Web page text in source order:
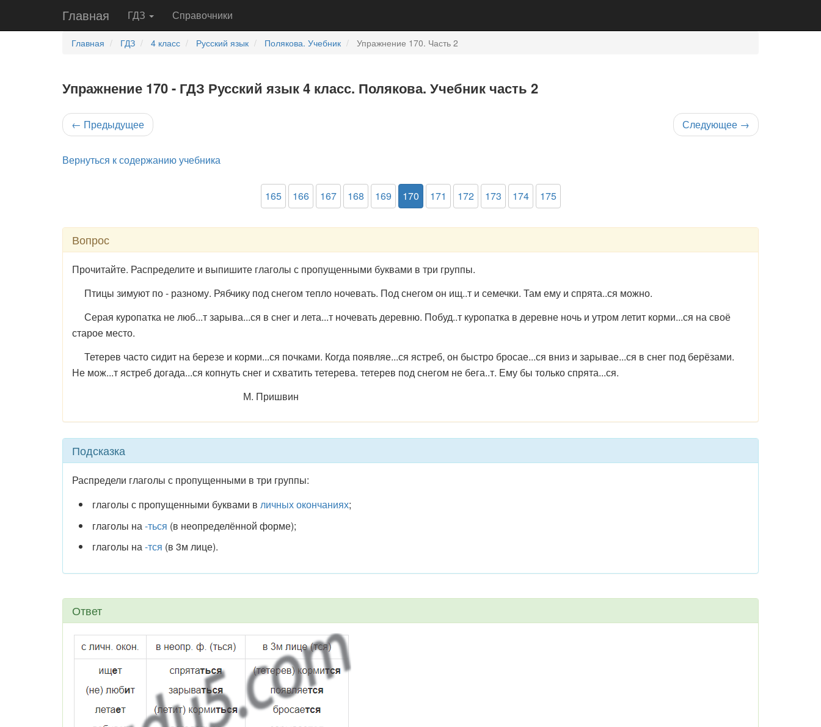
Главная ГДЗ Справочники
Главная ГДЗ 4 класс Русский язык Полякова. Учебник Упражнение 170. Часть 2
Упражнение 170 - ГДЗ Русский язык 4 класс. Полякова. Учебник часть 2
← Предыдущее Следующее →
Вернуться к содержанию учебника
165 166 167 168 169 170 171 172 173 174 175
Вопрос
Прочитайте. Распределите и выпишите глаголы с пропущенными буквами в три группы.
Птицы зимуют по - разному. Рябчику под снегом тепло ночевать. Под снегом он ищ..т и семечки. Там ему и спрята..ся можно.
Серая куропатка не люб...т зарыва...ся в снег и лета...т ночевать деревню. Побуд..т куропатка в деревне ночь и утром летит корми...ся на своё
старое место.
Тетерев часто сидит на березе и корми...ся почками. Когда появляе...ся ястреб, он быстро бросае...ся вниз и зарывае...ся в снег под берёзами.
Не мож...т ястреб догада...ся копнуть снег и схватить тетерева. тетерев под снегом не бега..т. Ему бы только спрята...ся.
М. Пришвин
Подсказка
Распредели глаголы с пропущенными в три группы:
глаголы с пропущенными буквами в личных окончаниях;
глаголы на -ться (в неопределённой форме);
глаголы на-тся (в 3м лице).
Ответ